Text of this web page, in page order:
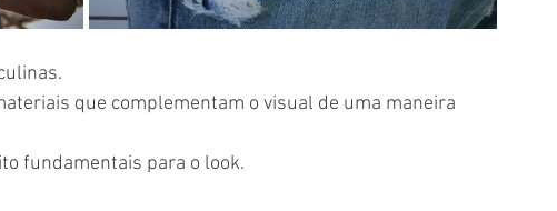
que complementam o visual de uma maneira
fundamentais para o look.